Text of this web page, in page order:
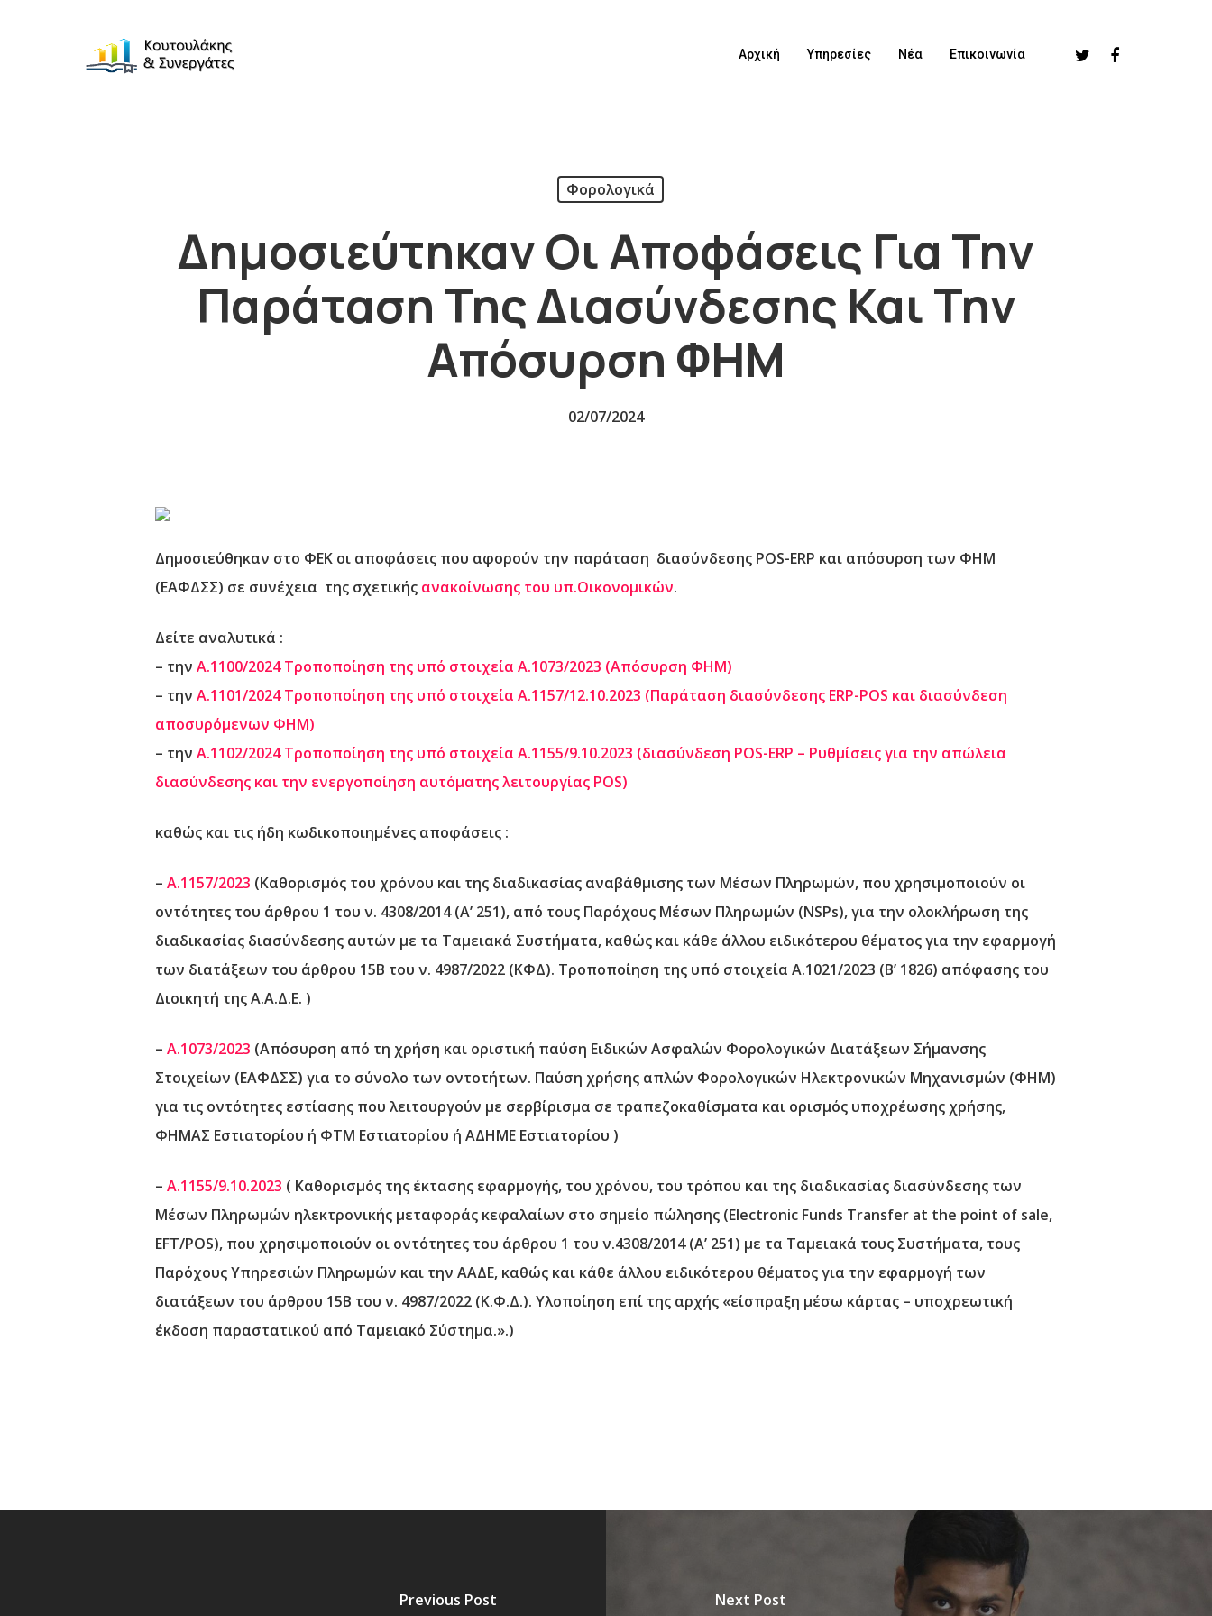
Αρχική Υπηρεσίες Νέα Επικοινωνία
Φορολογικά
Δημοσιεύτηκαν Οι Αποφάσεις Για Την
Παράταση Της Διασύνδεσης Και Την
Απόσυρση ΦΗΜ
02/07/2024
Δημοσιεύθηκαν στο ΦΕΚ οι αποφάσεις που αφορούν την παράταση διασύνδεσης POS-ERP και απόσυρση των ΦΗΜ
(ΕΑΦΔΣΣ) σε συνέχεια της σχετικής ανακοίνωσης του υπ.Οικονομικών.
Δείτε αναλυτικά :
– την A.1100/2024 Τροποποίηση της υπό στοιχεία Α.1073/2023 (Απόσυρση ΦΗΜ)
– την Α.1101/2024 Τροποποίηση της υπό στοιχεία Α.1157/12.10.2023 (Παράταση διασύνδεσης ERP-POS και διασύνδεση
αποσυρόμενων ΦΗΜ)
– την Α.1102/2024 Τροποποίηση της υπό στοιχεία Α.1155/9.10.2023 (διασύνδεση POS-ERP – Ρυθμίσεις για την απώλεια
διασύνδεσης και την ενεργοποίηση αυτόματης λειτουργίας POS)
καθώς και τις ήδη κωδικοποιημένες αποφάσεις :
– Α.1157/2023 (Καθορισμός του χρόνου και της διαδικασίας αναβάθμισης των Μέσων Πληρωμών, που χρησιμοποιούν οι
οντότητες του άρθρου 1 του ν. 4308/2014 (Α’ 251), από τους Παρόχους Μέσων Πληρωμών (NSPs), για την ολοκλήρωση της
διαδικασίας διασύνδεσης αυτών με τα Ταμειακά Συστήματα, καθώς και κάθε άλλου ειδικότερου θέματος για την εφαρμογή
των διατάξεων του άρθρου 15Β του ν. 4987/2022 (ΚΦΔ). Τροποποίηση της υπό στοιχεία Α.1021/2023 (Β’ 1826) απόφασης του
Διοικητή της Α.Α.Δ.Ε. )
– Α.1073/2023 (Απόσυρση από τη χρήση και οριστική παύση Ειδικών Ασφαλών Φορολογικών Διατάξεων Σήμανσης
Στοιχείων (ΕΑΦΔΣΣ) για το σύνολο των οντοτήτων. Παύση χρήσης απλών Φορολογικών Ηλεκτρονικών Μηχανισμών (ΦΗΜ)
για τις οντότητες εστίασης που λειτουργούν με σερβίρισμα σε τραπεζοκαθίσματα και ορισμός υποχρέωσης χρήσης,
ΦΗΜΑΣ Εστιατορίου ή ΦΤΜ Εστιατορίου ή ΑΔΗΜΕ Εστιατορίου )
– Α.1155/9.10.2023 ( Καθορισμός της έκτασης εφαρμογής, του χρόνου, του τρόπου και της διαδικασίας διασύνδεσης των
Μέσων Πληρωμών ηλεκτρονικής μεταφοράς κεφαλαίων στο σημείο πώλησης (Electronic Funds Transfer at the point of sale,
EFT/POS), που χρησιμοποιούν οι οντότητες του άρθρου 1 του ν.4308/2014 (Α’ 251) με τα Ταμειακά τους Συστήματα, τους
Παρόχους Υπηρεσιών Πληρωμών και την ΑΑΔΕ, καθώς και κάθε άλλου ειδικότερου θέματος για την εφαρμογή των
διατάξεων του άρθρου 15Β του ν. 4987/2022 (Κ.Φ.Δ.). Υλοποίηση επί της αρχής «είσπραξη μέσω κάρτας – υποχρεωτική
έκδοση παραστατικού από Ταμειακό Σύστημα.».)
Previous Post Next Post